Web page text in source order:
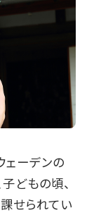
ーデンの
どもの頃、
せられてい